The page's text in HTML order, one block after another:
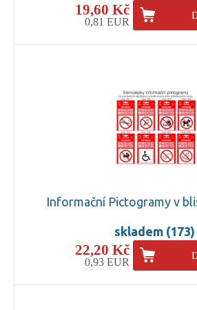
19,60 Kč
0,81 EUR
Informační Pictogramy v
skladem (173)
22,20 Kč
0,93 EUR